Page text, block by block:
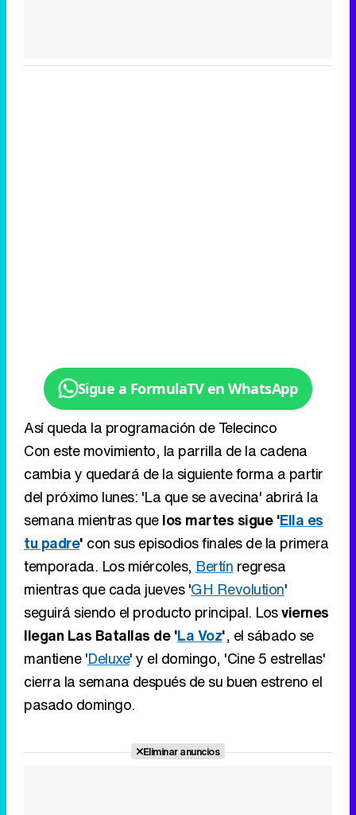
Sigue a FormulaTV en WhatsApp
Así queda la programación de Telecinco
Con este movimiento, la parrilla de la cadena
cambia y quedará de la siguiente forma a partir
del próximo lunes: 'La que se avecina' abrirá la
semana mientras quelos martes sigue 'Ella es
tu padre' con sus episodios finales de la primera
temporada. Los miércoles, Bertín regresa
mientras que cada jueves 'GH Revolution'
seguirá siendo el producto principal. Losviernes
llegan Las Batallas de 'La Voz', el sábado se
mantiene 'Deluxe' y el domingo, 'Cine 5 estrellas'
cierra la semana después de su buen estreno el
pasado domingo.
Eliminar anuncios